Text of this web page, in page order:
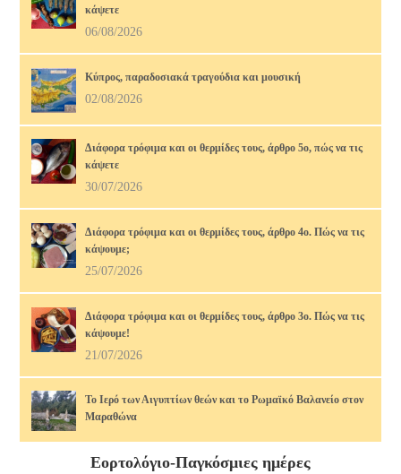
κάψετε
06/08/2026
Κύπρος, παραδοσιακά τραγούδια και μουσική
02/08/2026
Διάφορα τρόφιμα και οι θερμίδες τους, άρθρο 5ο, πώς να τις
κάψετε
30/07/2026
Διάφορα τρόφιμα και οι θερμίδες τους, άρθρο 4ο. Πώς να τις
κάψουμε;
25/07/2026
Διάφορα τρόφιμα και οι θερμίδες τους, άρθρο 3ο. Πώς να τις
κάψουμε!
21/07/2026
Το Ιερό των Αιγυπτίων θεών και το Ρωμαϊκό Βαλανείο στον
Μαραθώνα
17/07/2026
Εορτολόγιο-Παγκόσμιες ημέρες